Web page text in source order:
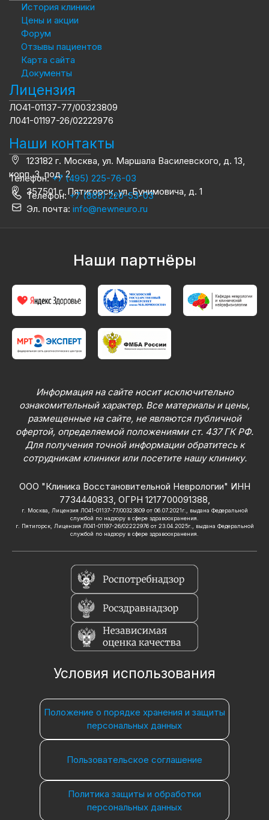
История клиники
Цены и акции
Форум
Отзывы пациентов
Карта сайта
Документы
Лицензия
ЛО41-01137-77/00323809
Л041-01197-26/02222976
Наши контакты
123182 г. Москва, ул. Маршала Василевского, д. 13,
корп. 3, под. 2
Телефон:+7 (495) 225-76-03
357501 г. Пятигорск, ул. Бунимовича, д. 1
Телефон:+7 (865) 220-53-03
Эл. почта: info@newneuro.ru
Наши партнёры
Информация на сайте носит исключительно
ознакомительный характер. Все материалы и цены,
размещенные на сайте, не являются публичной
офертой, определяемой положениями ст. 437 ГК РФ.
Для получения точной информации обратитесь к
сотрудникам клиники или посетите нашу клинику.
ООО "Клиника Восстановительной Неврологии" ИНН
7734440833, ОГРН 1217700091388,
г. Москва, Лицензия ЛО41-01137-77/00323809 от 06.07.2021г., выдана Федеральной
службой по надзору в сфере здравоохранения.
г. Пятигорск, Лицензия Л041-01197-26/02222976 от 23.04.2025г., выдана Федеральной
службой по надзору в сфере здравоохранения.
Условия использования
Положение о порядке хранения и защиты
персональных данных
Пользовательское соглашение
Политика защиты и обработки
персональных данных